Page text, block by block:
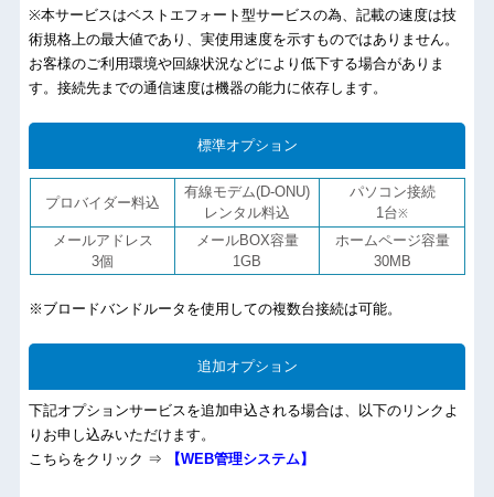
※本サービスはベストエフォート型サービスの為、記載の速度は技
術規格上の最大値であり、実使用速度を示すものではありません。
お客様のご利用環境や回線状況などにより低下する場合がありま
す。接続先までの通信速度は機器の能力に依存します。
標準オプション
プロバイダー料込
有線モデム(D-ONU)
レンタル料込
パソコン接続
1台※
メールアドレス
3個
メールBOX容量
1GB
ホームページ容量
30MB
※ブロードバンドルータを使用しての複数台接続は可能。
追加オプション
下記オプションサービスを追加申込される場合は、以下のリンクよ
りお申し込みいただけます。
こちらをクリック ⇒
【WEB管理システム】